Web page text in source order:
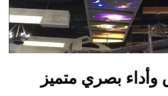
بصري متميز